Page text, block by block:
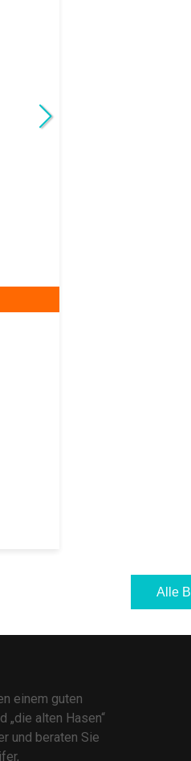
Alle
einem guten
„die alten Hasen“
und beraten Sie